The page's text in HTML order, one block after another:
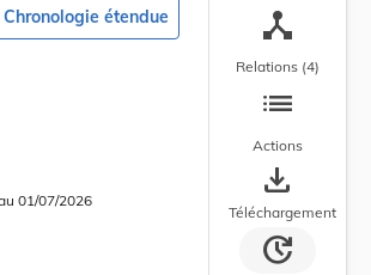
étendue
d’application
01/07/2026
device_hub
Relations (4)
list
Actions
save_alt
Téléchargement
update